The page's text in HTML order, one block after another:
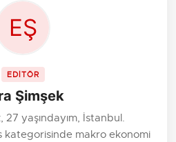
EDİTÖR
Şimşek
27 yaşındayım, İstanbul.
kategorisinde makro ekonomi